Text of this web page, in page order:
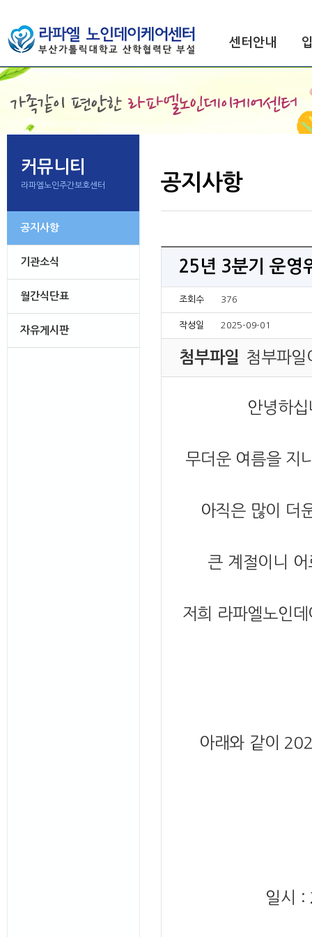
센터안내
커뮤니티
라파엘노인주간보호센터
공지사항
기관소식
월간식단표
자유게시판
공지사항
25년 3분기 운영
조회수 376
작성일 2025-09-01
첨부파일 첨부파일
안녕하
무더운 여름을 지
아직은 많이 더
큰 계절이니
저희 라파엘노인
아래와 같이
일시 :